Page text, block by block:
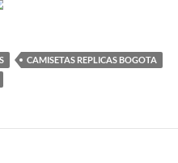
CAMISETAS REPLICAS BOGOTA